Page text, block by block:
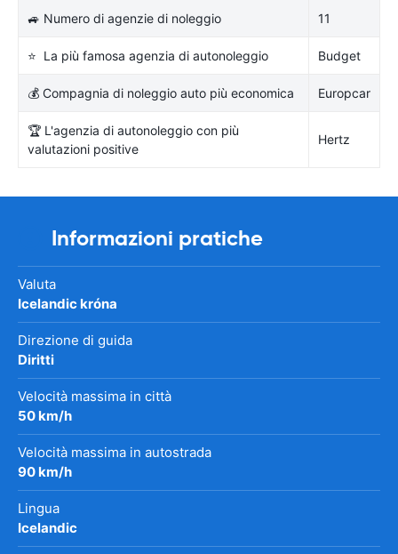
🚙 Numero di agenzie di noleggio 11
⭐ La più famosa agenzia di autonoleggio Budget
💰 Compagnia di noleggio auto più economica Europcar
🏆 L'agenzia di autonoleggio con più
valutazioni positive
Hertz
Informazioni pratiche
Valuta
Icelandic króna
Direzione di guida
Diritti
Velocità massima in città
50 km/h
Velocità massima in autostrada
90 km/h
Lingua
Icelandic